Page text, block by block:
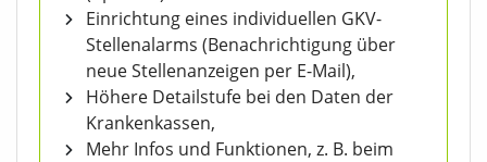
Einrichtung eines individuellen GKV-
Stellenalarms (Benachrichtigung über
neue Stellenanzeigen per E-Mail),
Höhere Detailstufe bei den Daten der
Krankenkassen,
Mehr Infos und Funktionen, z. B. beim